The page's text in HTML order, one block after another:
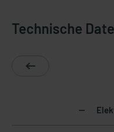
Technische